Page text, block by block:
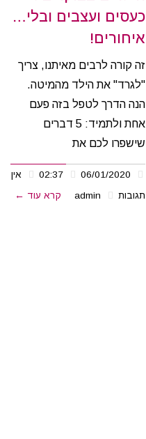
כעסים ועצבים ובלי…
איחורים!
זה קורה לרבים מאיתנו, צריך
"לגרד" את הילד מהמיטה.
הנה הדרך לטפל בזה פעם
אחת ולתמיד: 5 דברים
שישפרו לכם את
אין
תגובות
admin קרא עוד ←